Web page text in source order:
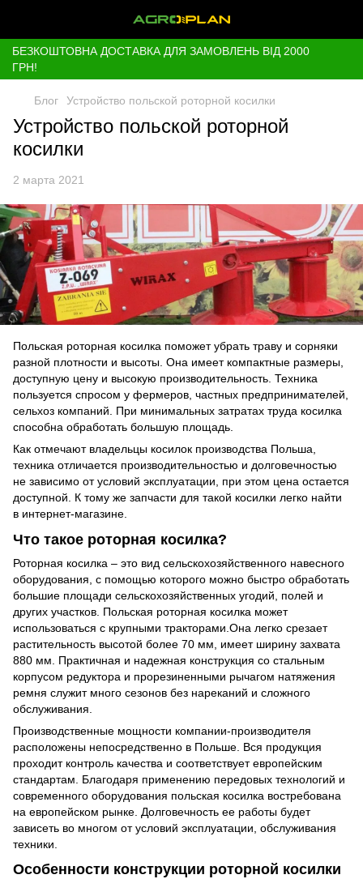
БЕЗКОШТОВНА ДОСТАВКА ДЛЯ ЗАМОВЛЕНЬ ВІД 2000
ГРН!
Блог Устройство польской роторной косилки
Устройство польской роторной
косилки
2 марта 2021
Польская роторная косилка поможет убрать траву и сорняки
разной плотности и высоты. Она имеет компактные размеры,
доступную цену и высокую производительность. Техника
пользуется спросом у фермеров, частных предпринимателей,
сельхоз компаний. При минимальных затратах труда косилка
способна обработать большую площадь.
Как отмечают владельцы косилок производства Польша,
техника отличается производительностью и долговечностью
не зависимо от условий эксплуатации, при этом цена остается
доступной. К тому же запчасти для такой косилки легко найти
в интернет-магазине.
Что такое роторная косилка?
Роторная косилка – это вид сельскохозяйственного навесного
оборудования, с помощью которого можно быстро обработать
большие площади сельскохозяйственных угодий, полей и
других участков. Польская роторная косилка может
использоваться с крупными тракторами.Она легко срезает
растительность высотой более 70 мм, имеет ширину захвата
880 мм. Практичная и надежная конструкция со стальным
корпусом редуктора и прорезиненными рычагом натяжения
ремня служит много сезонов без нареканий и сложного
обслуживания.
Производственные мощности компании-производителя
расположены непосредственно в Польше. Вся продукция
проходит контроль качества и соответствует европейским
стандартам. Благодаря применению передовых технологий и
современного оборудования польская косилка востребована
на европейском рынке. Долговечность ее работы будет
зависеть во многом от условий эксплуатации, обслуживания
техники.
Особенности конструкции роторной косилки